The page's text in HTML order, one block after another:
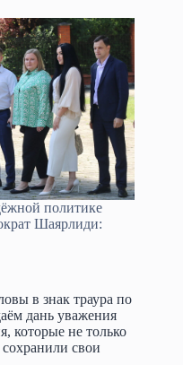
политике
Шаярлиди:
в знак траура по
дань уважения
которые не только
свои